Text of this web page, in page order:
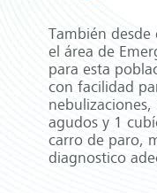
También
el área de
para esta
con facilidad
agudos y 1
carro de paro,
diagnostico